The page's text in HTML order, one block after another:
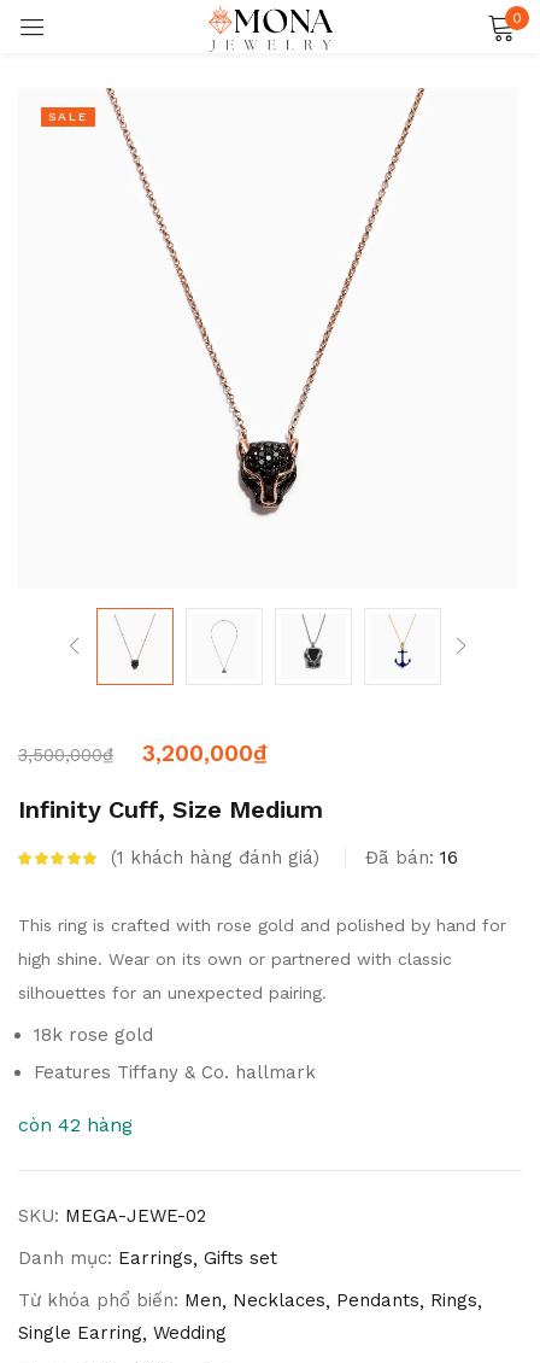
0
SALE
3,500,000₫ 3,200,000₫
Infinity Cuff, Size Medium
1 khách hàng đánh giá Đã bán: 16
This ring is crafted with rose gold and polished by hand for
high shine. Wear on its own or partnered with classic
silhouettes for an unexpected pairing.
18k rose gold
Features Tiffany & Co. hallmark
còn 42 hàng
SKU: MEGA-JEWE-02
Danh mục: Earrings Gifts set
Từ khóa phổ biến: Men Necklaces Pendants
Rings
Single Earring Wedding
Quên mật khẩu?
ĐĂNG NHẬP
TẠO TÀI KHOẢN